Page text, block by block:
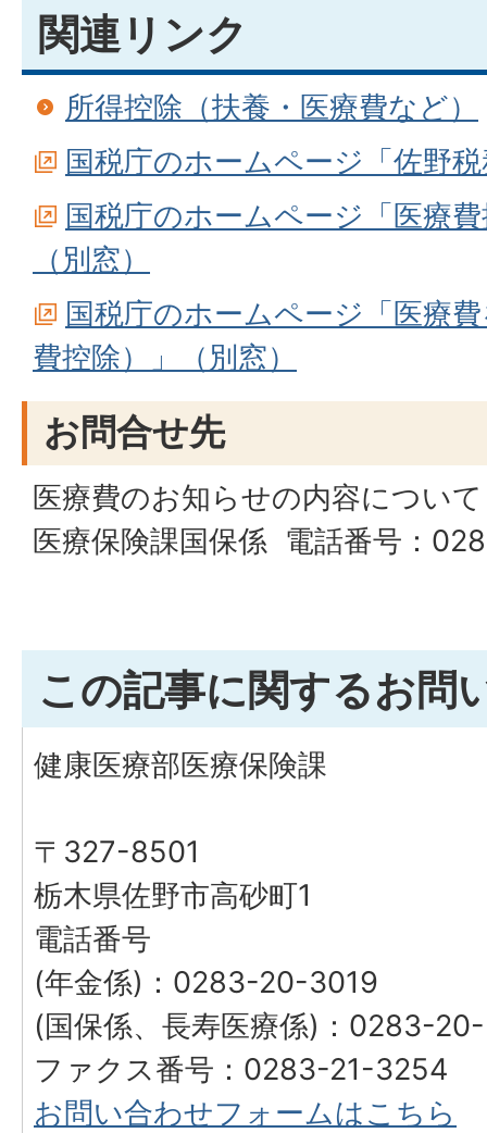
関連リンク
所得控除（扶養・医療費など）
国税庁のホームページ「佐野
国税庁のホームページ「医療
（別窓）
国税庁のホームページ「医療
費控除）」（別窓）
お問合せ先
医療費のお知らせの内容について
医療保険課国保係 電話番号：
この記事に関するお問
健康医療部医療保険課
〒327-8501
栃木県佐野市高砂町1
電話番号
(年金係)：0283-20-3019
(国保係、長寿医療係)：0283-
ファクス番号：0283-21-3254
お問い合わせフォームはこちら